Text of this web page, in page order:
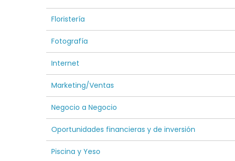
Floristería
Fotografía
Internet
Marketing/Ventas
Negocio a Negocio
Oportunidades financieras y de inversión
Piscina y Yeso